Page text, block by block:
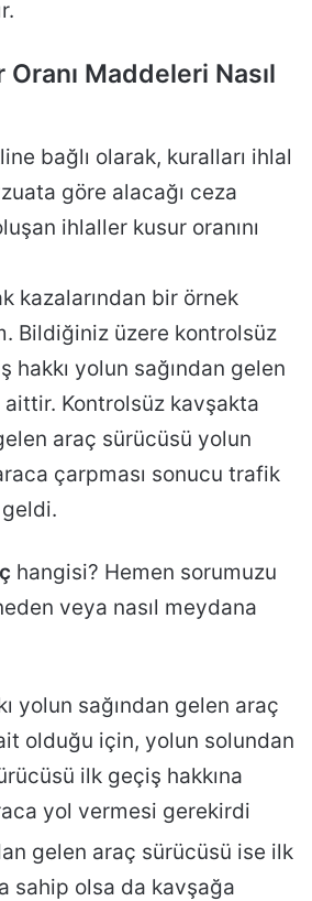
Maddeleri Nasıl
bağlı olarak, kuralları ihlal
göre alacağı ceza
ihlaller kusur oranını
kazalarından bir örnek
Bildiğiniz üzere kontrolsüz
hakkı yolun sağından gelen
Kontrolsüz kavşakta
araç sürücüsü yolun
çarpması sonucu trafik
hangisi? Hemen sorumuzu
veya nasıl meydana
yolun sağından gelen araç
olduğu için, yolun solundan
ilk geçiş hakkına
yol vermesi gerekirdi
gelen araç sürücüsü ise ilk
sahip olsa da kavşağa